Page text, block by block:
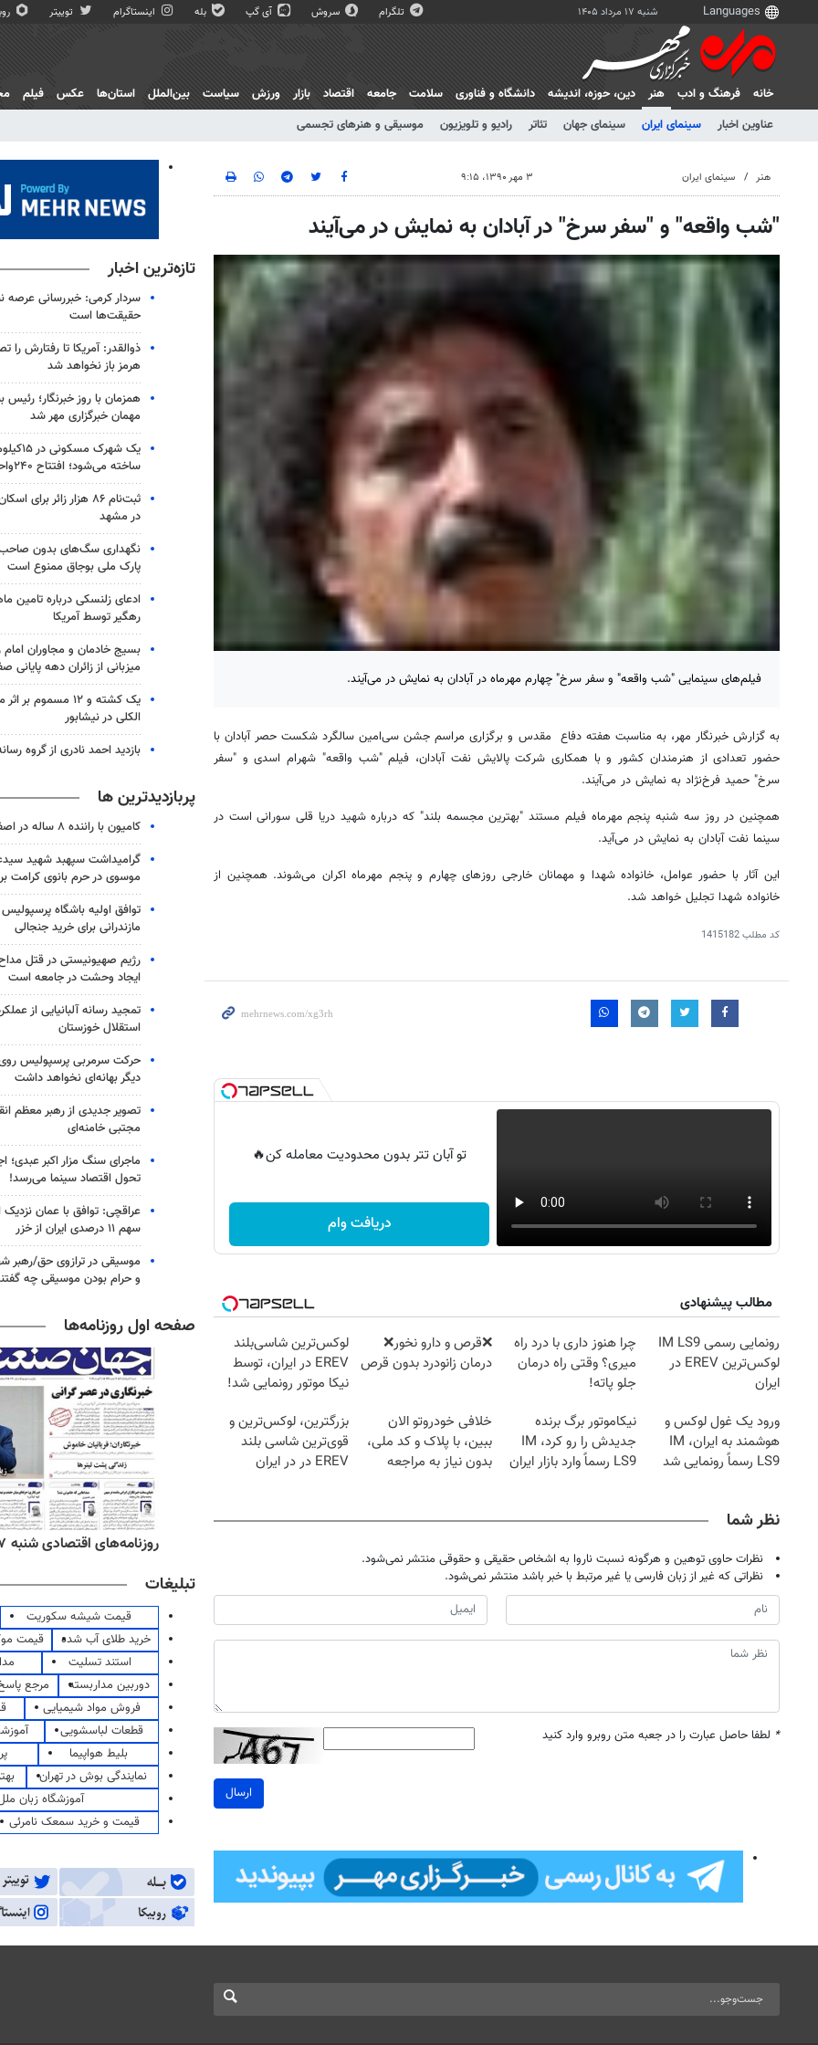
شنبه ۱۷ مرداد ۱۴۰۵ تلگرام سروش آی گپ بله اینستاگرام توییتر
خانه فرهنگ و ادب
هنر
عناوین اخبار
سینمای ایران سینمای جهان تئاتر رادیو و تلویزیون موسیقی و هنرهای تجسمی
دين، حوزه، انديشه دانشگاه و فناوری سلامت جامعه اقتصاد بازار ورزش سیاست بین‌الملل استان‌ها عکس فیلم
هنر سینمای ایران ۳ مهر ۱۳۹۰، ۹:۱۵
"شب واقعه" و "سفر سرخ" در آبادان به نمایش در می‌آیند
فیلم‌های سینمایی "شب واقعه" و سفر سرخ" چهارم مهرماه در آبادان به نمایش در می‌آیند.
به گزارش خبرنگار مهر، به مناسبت هفته دفاع مقدس و برگزاری مراسم جشن سی‌امین سالگرد شکست حصر آبادان با
حضور تعدادی از هنرمندان کشور و با همکاری شرکت پالایش نفت آبادان، فیلم "شب واقعه" شهرام اسدی و "سفر
سرخ" حمید فرخ‌نژاد به نمایش در می‌آیند.
همچنین در روز سه شنبه پنجم مهرماه فیلم مستند "بهترین مجسمه بلند" که درباره شهید دریا قلی سورانی است در
سینما نفت آبادان به نمایش در می‌آید.
این آثار با حضور عوامل، خانواده شهدا و مهمانان خارجی روزهای چهارم و پنجم مهرماه اکران می‌شوند. همچنین از
خانواده شهدا تجلیل خواهد شد.
کد مطلب1415182
تو آبان تتر بدون محدودیت معامله کن🔥
دریافت وام
مطالب پیشنهادی
رونمایی رسمی IM LS9
لوکس‌ترین EREV در
ایران
چرا هنوز داری با درد راه
میری؟ وقتی راه درمان
جلو پاته!
❌قرص‌ و دارو نخور❌
درمان زانودرد بدون قرص
لوکس‌ترین شاسی‌بلند
EREV در ایران، توسط
نیکا موتور رونمایی شد!
ورود یک غول لوکس و
هوشمند به ایران، IM
LS9 رسماً رونمایی شد
نیکاموتور برگ برنده
جدیدش را رو کرد، IM
LS9 رسماً وارد بازار ایران
خلافی خودروتو الان
ببین، با پلاک و کد ملی،
بدون نیاز به مراجعه
بزرگترین، لوکس‌ترین و
قوی‌ترین شاسی بلند
EREV در در ایران
نظر شما
نظرات حاوی توهین و هرگونه نسبت ناروا به اشخاص حقیقی و حقوقی منتشر نمی‌شود.
نظراتی که غیر از زبان فارسی یا غیر مرتبط با خبر باشد منتشر نمی‌شود.
* لطفا حاصل عبارت را در جعبه متن روبرو وارد کنید
ارسال
تازه‌ترین اخبار
سردار کرمی: خبررسانی عرصه
حقیقت‌ها است
ذوالقدر: آمریکا تا رفتارش را
هرمز باز نخواهد شد
همزمان با روز خبرنگار؛
مهمان خبرگزاری مهر شد
یک شهرک
ساخته می‌شود؛ افتتاح ۲۴۰واحد مسکن
ثبت‌نام ۸۶ هزار زائر
در مشهد
نگهداری سگ‌های بدون
پارک ملی بوجاق ممنوع است
ادعای زلنسکی درباره تامین
رهگیر توسط آمریکا
بسیج خادمان و مجاوران امام
میزبانی از زائران دهه پایانی
یک کشته و ۱۲ مسموم
الکلی در نیشابور
بازدید احمد نادری از گروه
پربازدیدترین ها
کامیون با راننده ۸ ساله در اصفهان توقیف شد
گرامیداشت سپهبد شهید
موسوی در حرم بانوی کرامت
توافق اولیه باشگاه
مازندرانی برای خرید جنجالی
رژیم صهیونیستی در قتل
ایجاد وحشت در جامعه است
تمجید رسانه آلبانیایی از
استقلال خوزستان
حرکت سرمربی پرسپولیس روی
دیگر بهانه‌ای نخواهد داشت
تصویر جدیدی از رهبر معظم
مجتبی خامنه‌ای
ماجرای سنگ مزار اکبر عبدی؛
تحول اقتصاد سینما می‌رسد!
عراقچی: توافق با عمان
سهم ۱۱ درصدی ایران از خزر
موسیقی در ترازوی حق/رهبر
و حرام بودن موسیقی چه
صفحه اول روزنامه‌ها
روزنامه‌های اقتصادی شنبه ۱۷ مرداد ۱۴۰۵
تبلیغات
قیمت شیشه سکوریت
خرید طلای آب شده
قیمت
استند تسلیت
دوربین مداربسته
مرجع
فروش مواد شیمیایی
قطعات لباسشویی
بلیط هواپیما
نمایندگی بوش در تهران
آموزشگاه زبان
قیمت و خرید سمعک نامرئی